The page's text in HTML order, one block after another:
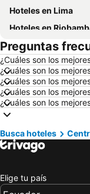
Hoteles en Lima
Hoteles en
Hoteles en Puerto
Hoteles en Miami
Hoteles en Ambato
Hoteles en Lisboa
Hoteles en Oporto
Hoteles en
Hoteles en Curazao
Hoteles en
Preguntas
¿Cuáles son los
¿Cuáles son los
¿Cuáles son los
¿Cuáles son los
¿Cuáles son los
Busca hoteles
Elige tu país